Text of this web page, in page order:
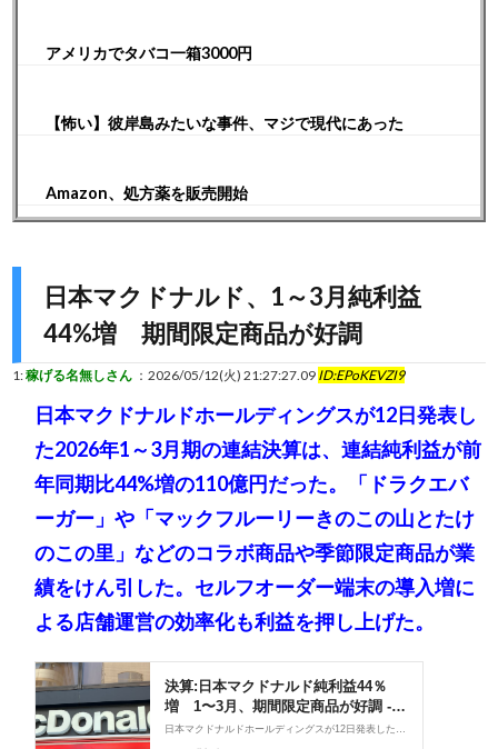
アメリカでタバコ一箱3000円
【怖い】彼岸島みたいな事件、マジで現代にあった
Amazon、処方薬を販売開始
日本マクドナルド、1～3月純利益
44%増 期間限定商品が好調
1:稼げる名無しさん ：2026/05/12(火) 21:27:27.09 ID:EPoKEVZI9
日本マクドナルドホールディングスが12日発表し
た2026年1～3月期の連結決算は、連結純利益が前
年同期比44%増の110億円だった。「ドラクエバ
ーガー」や「マックフルーリーきのこの山とたけ
のこの里」などのコラボ商品や季節限定商品が業
績をけん引した。セルフオーダー端末の導入増に
よる店舗運営の効率化も利益を押し上げた。